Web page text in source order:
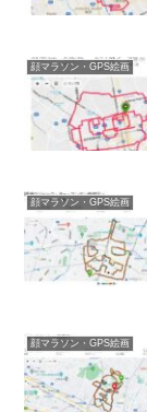
顔マラソン・GPS絵画
顔マラソン・GPS絵画
顔マラソン・GPS絵画